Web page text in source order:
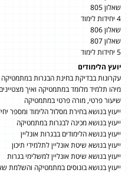
שאלון 805
4 יחידות לימוד
שאלון 806
שאלון 807
5 יחידות לימוד
יועץ הלימודים
עקרונות בבדיקת בחינת הבגרות במתמטיקה
מיהו תלמיד מלומד במתמטיקה ואיך
שיעור פרטי, מורה פרטי במתמטיקה
ייעוץ בנושא בחירת מסלול הלימוד ומספר
ייעוץ בנושא מכינה לבגרות במתמטיקה
ייעוץ בנושא הלימודים בבגרות אונליין
ייעוץ בנושא שיטת אונליין לתלמידי תיכון
ייעוץ בנושא שיטת אונליין למשלימי בגרות
ייעוץ בנושא בונוסים במתמטיקה והשלמת